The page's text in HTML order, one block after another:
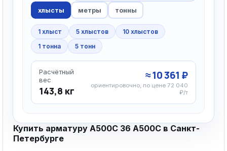
хлысты метры тонны
1 хлыст 5 хлыстов
10 хлыстов
1 тонна
5 тонн
Расчётный
вес
143,8 кг
≈ 10 361 ₽
ориентировочно, по цене 72 040
₽/т
Купить арматуру А500С 36 А500С в Санкт-
Петербурге